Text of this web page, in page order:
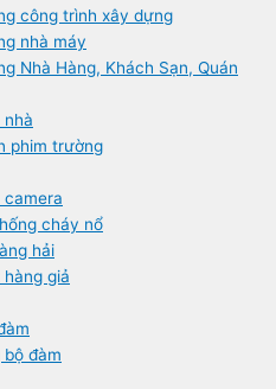
công trình xây dựng
nhà máy
Nhà Hàng, Khách Sạn, Quán
nhà
phim trường
camera
cháy nổ
hải
giả
đàm